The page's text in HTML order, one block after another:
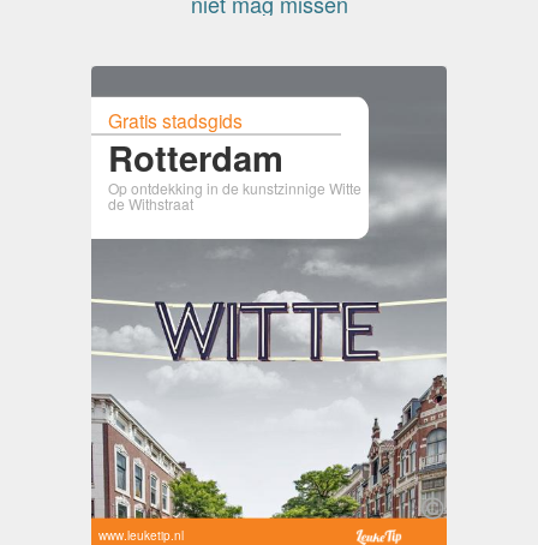
Gratis stadsgids
Rotterdam
Op ontdekking in de kunstzinnige Witte
de Withstraat
www.leuketip.nl